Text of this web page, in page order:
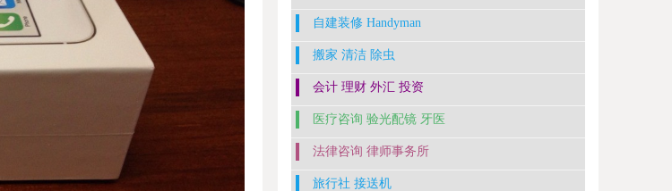
自建装修 Handyman
搬家 清洁 除虫
会计 理财 外汇 投资
医疗咨询 验光配镜 牙医
法律咨询 律师事务所
旅行社 接送机